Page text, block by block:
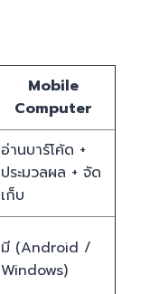
Mobile
Computer
อ่านบาร์โค้ด +
ประมวลผล + จัด
เก็บ
มี (Android /
Windows)